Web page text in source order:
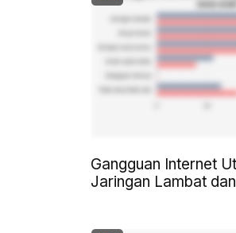
Gangguan Internet
Jaringan Lambat